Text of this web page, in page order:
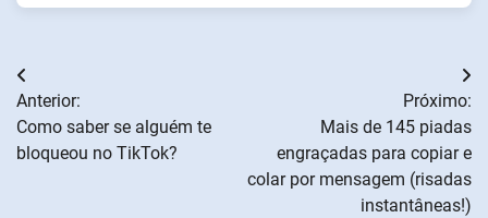
Navegação
de
artigos
Anterior:
Como saber se alguém te
bloqueou no TikTok?
Próximo:
Mais de 145 piadas
engraçadas para copiar e
colar por mensagem (risadas
instantâneas!)